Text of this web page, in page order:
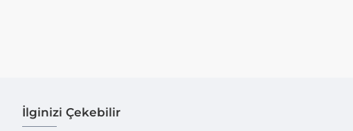
İlginizi Çekebilir